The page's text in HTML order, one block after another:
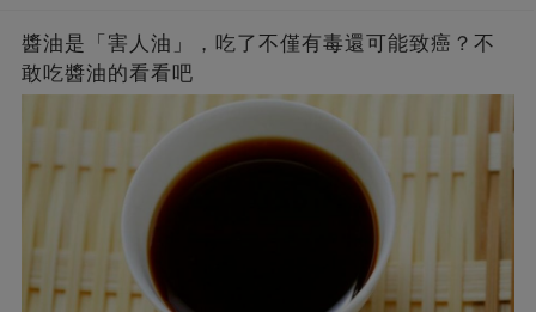
醬油是「害人油」，吃了不僅有毒還可能致癌？不
敢吃醬油的看看吧